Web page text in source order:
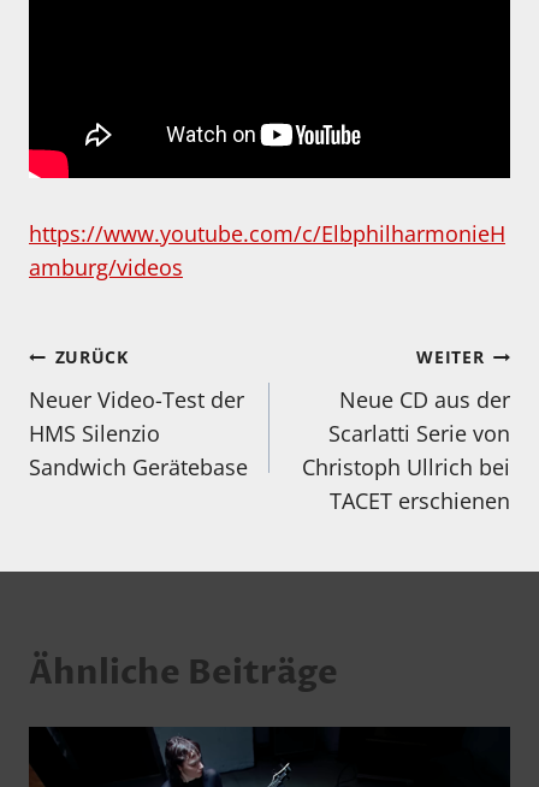
https://www.youtube.com/c/ElbphilharmonieH
amburg/videos
Beitragsnavigation
ZURÜCK
Neuer Video-Test der
HMS Silenzio
Sandwich Gerätebase
WEITER
Neue CD aus der
Scarlatti Serie von
Christoph Ullrich bei
TACET erschienen
Ähnliche Beiträge